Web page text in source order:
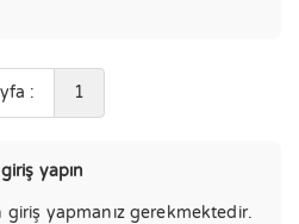
: 1
yapın
giriş yapmanız gerekmektedir.